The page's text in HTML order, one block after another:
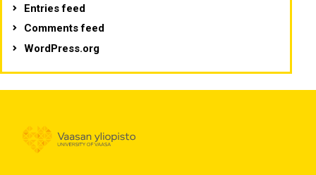
Entries feed
Comments feed
WordPress.org